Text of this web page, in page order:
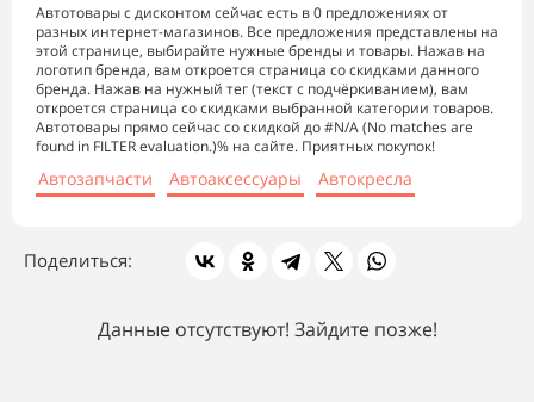
Автотовары с дисконтом сейчас есть в 0 предложениях от
разных интернет-магазинов. Все предложения представлены на
этой странице, выбирайте нужные бренды и товары. Нажав на
логотип бренда, вам откроется страница со скидками данного
бренда. Нажав на нужный тег (текст с подчёркиванием), вам
откроется страница со скидками выбранной категории товаров.
Автотовары прямо сейчас со скидкой до #N/A (No matches are
found in FILTER evaluation.)% на сайте. Приятных покупок!
Автозапчасти Автоаксессуары Автокресла
Поделиться:
Данные отсутствуют! Зайдите позже!